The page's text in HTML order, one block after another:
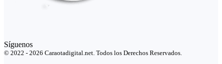
Síguenos
© 2022 - 2026 Caraotadigital.net. Todos los Derechos Reservados.